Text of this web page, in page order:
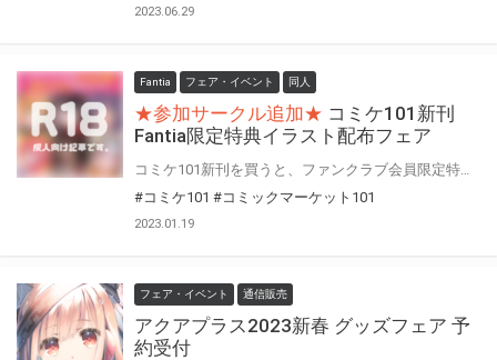
2023.06.29
Fantia フェア・イベント 同人
★参加サークル追加★ コミケ101新刊
Fantia限定特典イラスト配布フェア
#コミケ101 #コミックマーケット101
2023.01.19
フェア・イベント 通信販売
アクアプラス2023新春 グッズフェア 予
約受付